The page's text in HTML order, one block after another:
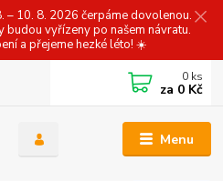
– 10. 8. 2026 čerpáme dovolenou.
budou vyřízeny po našem návratu.
a přejeme hezké léto! ☀️
Menu
0 ks
za 0 Kč